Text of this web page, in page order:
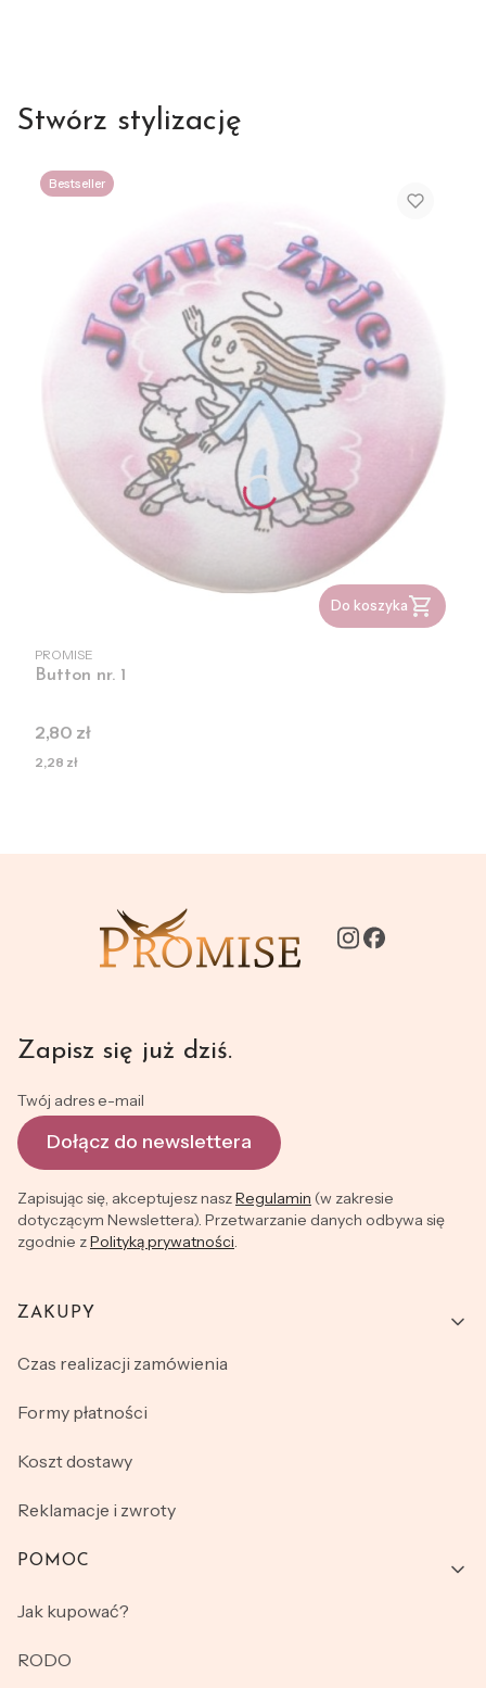
Stwórz stylizację
Bestseller
Do koszyka
PRODUCENT
PROMISE
Button nr. 1
Cena
2,80 zł
Cena
2,28 zł
Zapisz się już dziś.
Twój adres e-mail
Dołącz do newslettera
Zapisując się, akceptujesz naszRegulamin (w zakresie
dotyczącym Newslettera). Przetwarzanie danych odbywa się
zgodnie zPolityką prywatności.
Linki w stopce
ZAKUPY
Czas realizacji zamówienia
Formy płatności
Koszt dostawy
Reklamacje i zwroty
POMOC
Jak kupować?
RODO